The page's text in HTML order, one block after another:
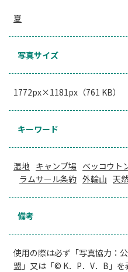
夏
写真サイズ
1772px×1181px（761 KB）
キーワード
湿地 キャンプ場 ベッコウト
ラムサール条約 外輪山 天
備考
使用の際は必ず「写真協力：
盟」又は「© K．P．V．B」を